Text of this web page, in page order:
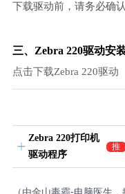
下载驱动前，请务必确
三、Zebra 220驱动安
点击下载Zebra 220驱动
Zebra 220打印机
驱动程序
推
荐